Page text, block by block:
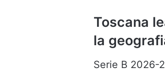
Toscana
la
Serie B 2026-